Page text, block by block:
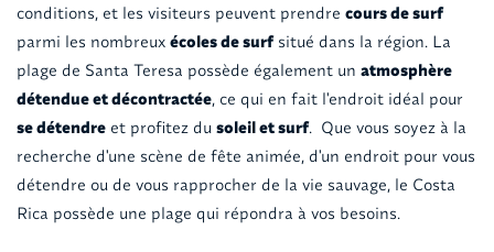
conditions, et les visiteurs peuvent prendre cours de surf
parmi les nombreux écoles de surfsitué dans la région. La
plage de Santa Teresa possède également un atmosphère
détendue et décontractée, ce qui en fait l'endroit idéal pour
se détendreet profitez du soleil et surf. ‍ Que vous soyez à la
recherche d'une scène de fête animée, d'un endroit pour vous
détendre ou de vous rapprocher de la vie sauvage, le Costa
Rica possède une plage qui répondra à vos besoins.